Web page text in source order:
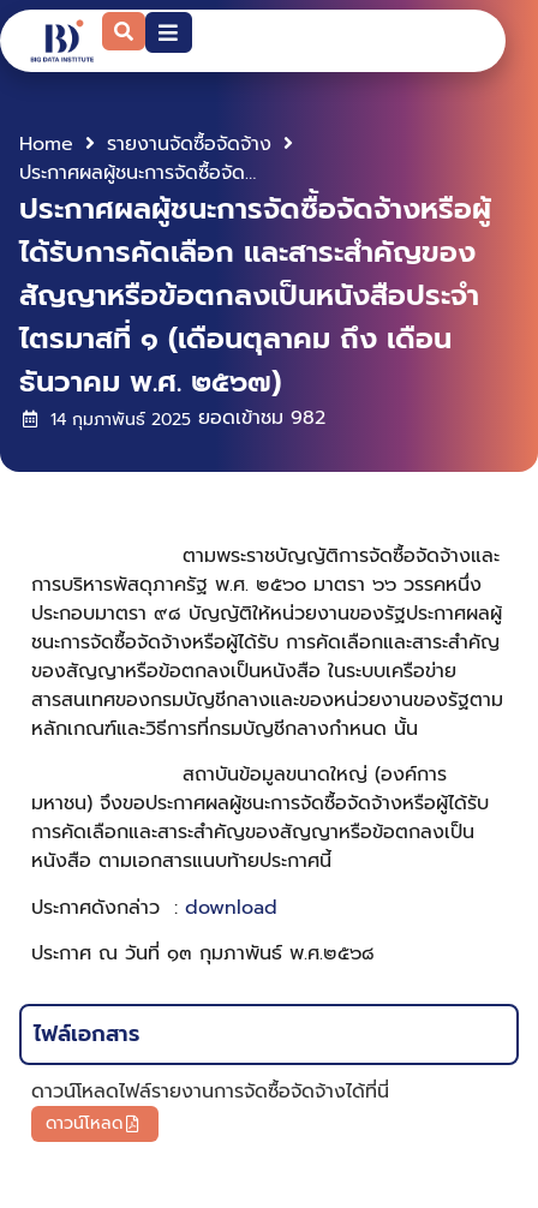
Home
รายงานจัดซื้อจัดจ้าง
ประกาศผลผู้ชนะการจัดซื้อจัดจ้างหรือผู้ได้รับการคัดเลือก และสาระสำคัญของสัญญาหรือข้อตกลงเป็นหนังสือประจำไตรมาสที่ ๑ (เดือนตุลาคม ถึง เดือนธันวาคม พ.ศ. ๒๕๖๗)
ประกาศผลผู้ชนะการจัดซื้อจัดจ้างหรือผู้
ได้รับการคัดเลือก และสาระสำคัญของ
สัญญาหรือข้อตกลงเป็นหนังสือประจำ
ไตรมาสที่ ๑ (เดือนตุลาคม ถึง เดือน
ธันวาคม พ.ศ. ๒๕๖๗)
14 กุมภาพันธ์ 2025 ยอดเข้าชม 982
ตามพระราชบัญญัติการจัดซื้อจัดจ้างและ
การบริหารพัสดุภาครัฐ พ.ศ. ๒๕๖๐ มาตรา ๖๖ วรรคหนึ่ง
ประกอบมาตรา ๙๘ บัญญัติให้หน่วยงานของรัฐประกาศผลผู้
ชนะการจัดซื้อจัดจ้างหรือผู้ได้รับ การคัดเลือกและสาระสำคัญ
ของสัญญาหรือข้อตกลงเป็นหนังสือ ในระบบเครือข่าย
สารสนเทศของกรมบัญชีกลางและของหน่วยงานของรัฐตาม
หลักเกณฑ์และวิธีการที่กรมบัญชีกลางกำหนด นั้น
สถาบันข้อมูลขนาดใหญ่ (องค์การ
มหาชน) จึงขอประกาศผลผู้ชนะการจัดซื้อจัดจ้างหรือผู้ได้รับ
การคัดเลือกและสาระสำคัญของสัญญาหรือข้อตกลงเป็น
หนังสือ ตามเอกสารแนบท้ายประกาศนี้
ประกาศดังกล่าว : download
ประกาศ ณ วันที่ ๑๓ กุมภาพันธ์ พ.ศ.๒๕๖๘
ไฟล์เอกสาร
ดาวน์โหลดไฟล์รายงานการจัดซื้อจัดจ้างได้ที่นี่
ดาวน์โหลด